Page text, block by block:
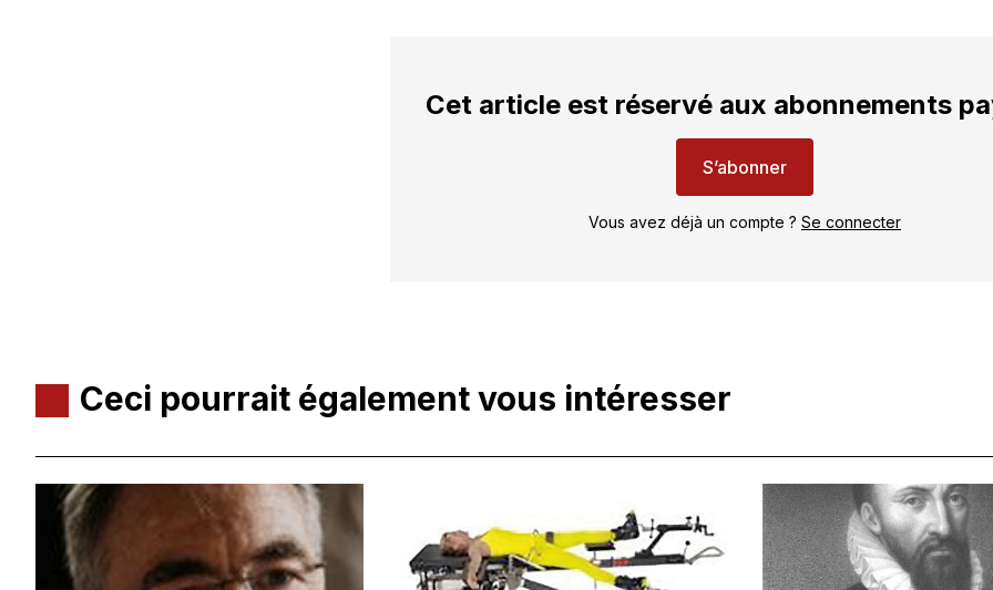
Cet article est réservé aux abonnements
S’abonner
Vous avez déjà un compte ? Se connecter
Ceci pourrait également vous intéresser